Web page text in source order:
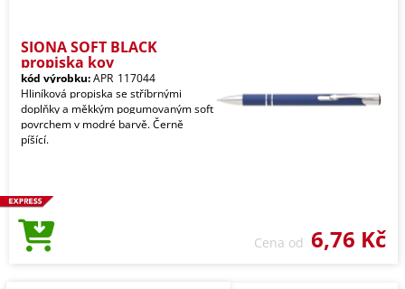
SIONA SOFT BLACK
propiska kov
kód výrobku:APR_117044
Hliníková propiska se stříbrnými
doplňky a měkkým pogumovaným soft
povrchem v modré barvě. Černě
píšící.
Cena od 6,76 Kč